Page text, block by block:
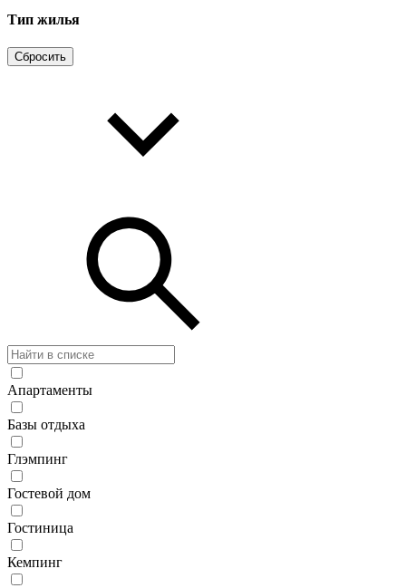
Тип жилья
Сбросить
Апартаменты
Базы отдыха
Глэмпинг
Гостевой дом
Гостиница
Кемпинг